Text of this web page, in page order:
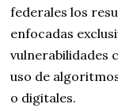
federales los
enfocadas
vulnerabilidades
uso de
o digitales.